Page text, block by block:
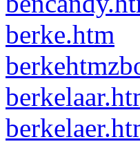
berke.htm